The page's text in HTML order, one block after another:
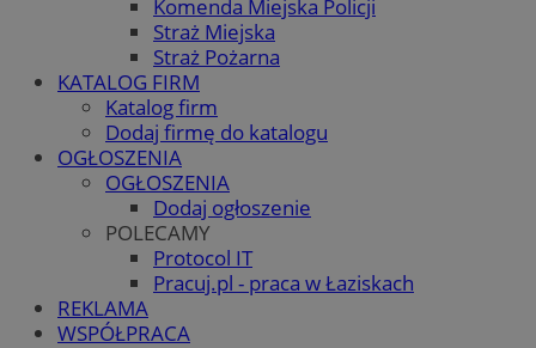
Komenda Miejska Policji
Straż Miejska
Straż Pożarna
KATALOG FIRM
Katalog firm
Dodaj firmę do katalogu
OGŁOSZENIA
OGŁOSZENIA
Dodaj ogłoszenie
POLECAMY
Protocol IT
Pracuj.pl - praca w Łaziskach
REKLAMA
WSPÓŁPRACA